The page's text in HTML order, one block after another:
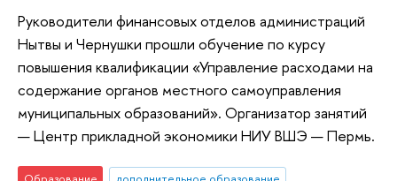
Руководители финансовых отделов администраций
Нытвы и Чернушки прошли обучение по курсу
повышения квалификации «Управление расходами на
содержание органов местного самоуправления
муниципальных образований». Организатор занятий
— Центр прикладной экономики НИУ ВШЭ — Пермь.